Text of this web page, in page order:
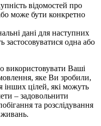
відомостей про
може бути конкретно
дані для наступних
одна або
Ваші
яке Ви зробили,
інших цілей, які можуть
– задовольнити
та розслідування